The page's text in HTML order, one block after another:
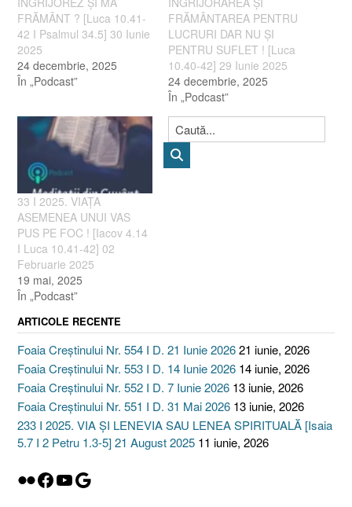
FRĂMÂNT ? [Luca 10.41-
42 I Psalmul 34.5] 30 Iunie
2025
24 decembrie, 2025
În „Podcast”
FRĂMÂNTAREA PENTRU
LUCRURI DAR NU ȘI
PENTRU SUFLET ! [Luca
10.40-42] 29 Iunie 2025
24 decembrie, 2025
În „Podcast”
33 I 2025. VIAȚA
ASEMENEA UNUI VAS
PUS PE FOC ! [Iacov 4.14
I Luca 10.41-42] 02
Februarie 2025
19 mai, 2025
În „Podcast”
ARTICOLE RECENTE
Foaia Creștinului Nr. 554 I D. 21 Iunie 202621 iunie, 2026
Foaia Creștinului Nr. 553 I D. 14 Iunie 2026 14 iunie, 2026
Foaia Creștinului Nr. 552 I D. 7 Iunie 2026 13 iunie, 2026
Foaia Creștinului Nr. 551 I D. 31 Mai 2026 13 iunie, 2026
233 I 2025. VIA ȘI LENEVIA SAU LENEA SPIRITUALĂ [Isaia
5.7 I 2 Petru 1.3-5] 21 August 2025 11 iunie, 2026
Flickr
Facebook
YouTube
Google